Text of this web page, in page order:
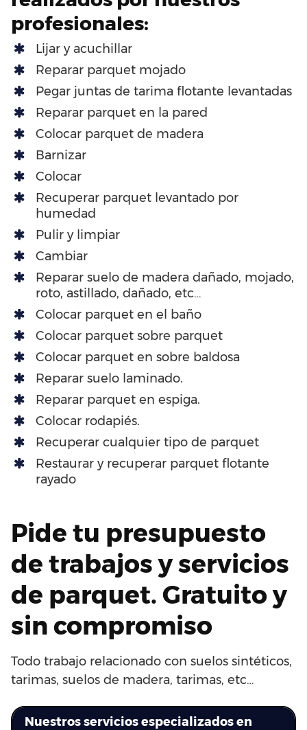
profesionales:
Lijar y acuchillar
Reparar parquet mojado
Pegar juntas de tarima flotante levantadas
Reparar parquet en la pared
Colocar parquet de madera
Barnizar
Colocar
Recuperar parquet levantado por
humedad
Pulir y limpiar
Cambiar
Reparar suelo de madera dañado, mojado,
roto, astillado, dañado, etc…
Colocar parquet en el baño
Colocar parquet sobre parquet
Colocar parquet en sobre baldosa
Reparar suelo laminado.
Reparar parquet en espiga.
Colocar rodapiés.
Recuperar cualquier tipo de parquet
Restaurar y recuperar parquet flotante
rayado
Pide tu presupuesto
de trabajos y servicios
de parquet. Gratuito y
sin compromiso
Todo trabajo relacionado con suelos sintéticos,
tarimas, suelos de madera, tarimas, etc…
Nuestros servicios especializados en